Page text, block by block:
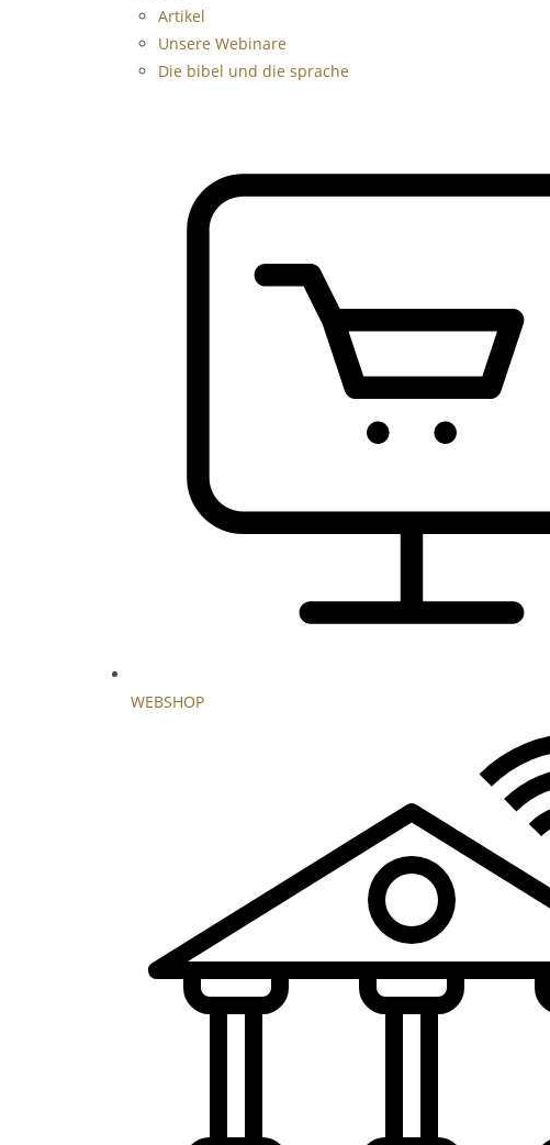
Artikel
Unsere Webinare
Die bibel und die sprache
WEBSHOP